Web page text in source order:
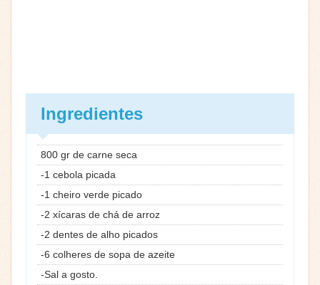
Ingredientes
800 gr de carne seca
-1 cebola picada
-1 cheiro verde picado
-2 xícaras de chá de arroz
-2 dentes de alho picados
-6 colheres de sopa de azeite
-Sal a gosto.